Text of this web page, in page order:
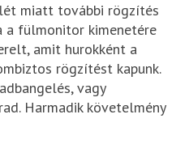
miatt további rögzítés
a fülmonitor kimenetére
amit hurokként a
rögzítést kapunk.
vagy
Harmadik követelmény